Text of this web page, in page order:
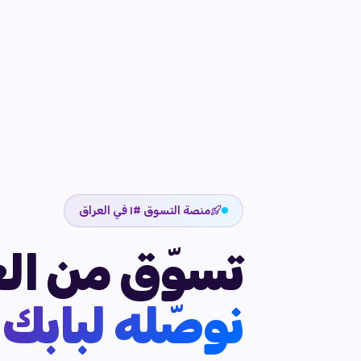
منصة التسوق #١ في العراق
تسوّق من
نوصّله لبابك